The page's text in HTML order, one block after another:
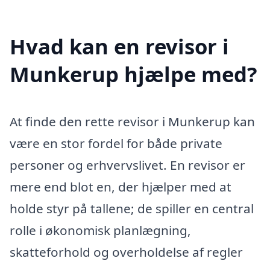
Hvad kan en revisor i
Munkerup hjælpe med?
At finde den rette revisor i Munkerup kan
være en stor fordel for både private
personer og erhvervslivet. En revisor er
mere end blot en, der hjælper med at
holde styr på tallene; de spiller en central
rolle i økonomisk planlægning,
skatteforhold og overholdelse af regler